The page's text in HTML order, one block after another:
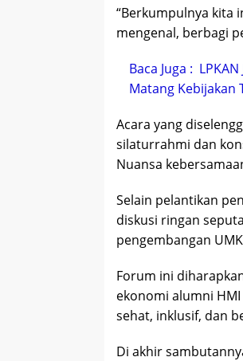
“Berkumpulnya kita
mengenal, berbagi
Baca Juga :
Matang Kebijakan
Acara yang
silaturrahmi dan
Nuansa
Selain pelantikan
diskusi ringan
pengembangan
Forum ini
ekonomi alumni
sehat, inklusif, dan
Di akhir